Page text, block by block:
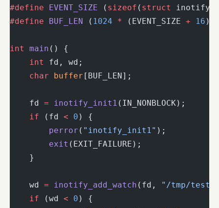
#define EVENT_SIZE ( sizeof ( struct
#define BUF_LEN ( 1024 * (EVENT_SIZE + 16 ))
int main () {
    int
fd, wd;
    char
buffer [BUF_LEN];
    fd
= inotify_init1 (IN_NONBLOCK);
    if
(fd < 0 ) {
        perror
( "inotify_init1" );
        exit
(EXIT_FAILURE);
    }
    wd
= inotify_add_watch (fd, "/tmp/test"
    if
(wd < 0 ) {